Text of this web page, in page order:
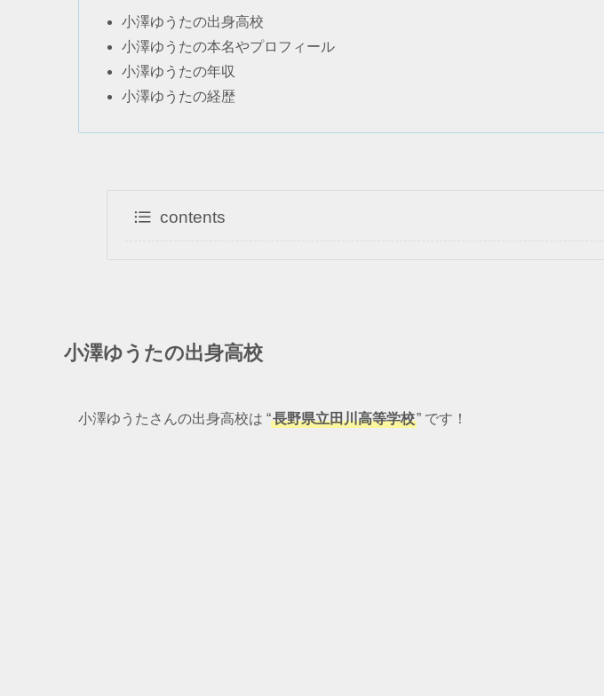
小澤ゆうたの出身高校
小澤ゆうたの本名やプロフィール
小澤ゆうたの年収
小澤ゆうたの経歴
contents
小澤ゆうたの出身高校
小澤ゆうたさんの出身高校は “長野県立田川高等学校” です！